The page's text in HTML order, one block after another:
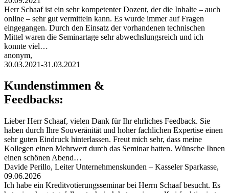
Herr Schaaf ist ein sehr kompetenter Dozent, der die Inhalte – auch
online – sehr gut vermitteln kann. Es wurde immer auf Fragen
eingegangen. Durch den Einsatz der vorhandenen technischen
Mittel waren die Seminartage sehr abwechslungsreich und ich
konnte viel…
anonym,
30.03.2021-31.03.2021
Kundenstimmen &
Feedbacks:
Lieber Herr Schaaf, vielen Dank für Ihr ehrliches Feedback. Sie
haben durch Ihre Souveränität und hoher fachlichen Expertise einen
sehr guten Eindruck hinterlassen. Freut mich sehr, dass meine
Kollegen einen Mehrwert durch das Seminar hatten. Wünsche Ihnen
einen schönen Abend…
Davide Perillo, Leiter Unternehmenskunden – Kasseler Sparkasse,
09.06.2026
Ich habe ein Kreditvotierungsseminar bei Herrn Schaaf besucht. Es